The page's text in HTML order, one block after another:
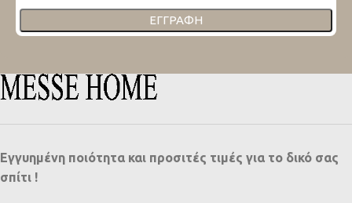
ΕΓΓΡΑΦΉ
Εγγυημένη ποιότητα και προσιτές τιμές για το δικό σας
σπίτι !